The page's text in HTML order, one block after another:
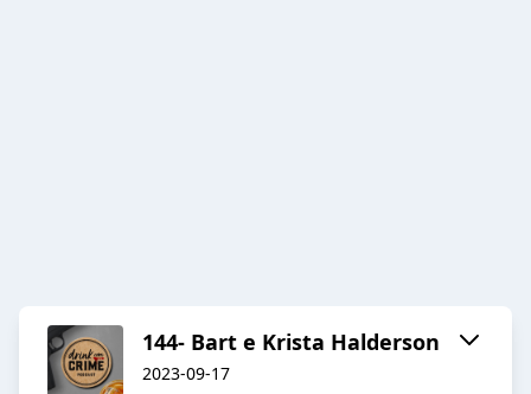
144- Bart e Krista Halderson
2023-09-17